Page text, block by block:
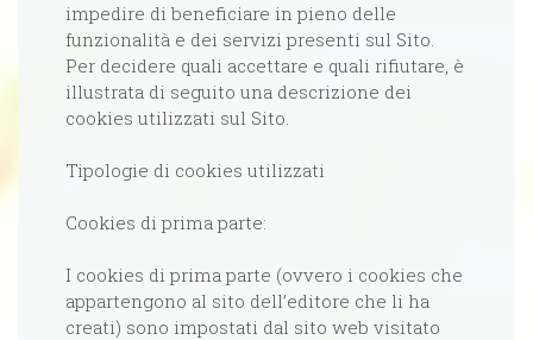
impedire di beneficiare in pieno delle
funzionalità e dei servizi presenti sul Sito.
Per decidere quali accettare e quali rifiutare, è
illustrata di seguito una descrizione dei
cookies utilizzati sul Sito.
Tipologie di cookies utilizzati
Cookies di prima parte:
I cookies di prima parte (ovvero i cookies che
appartengono al sito dell’editore che li ha
creati) sono impostati dal sito web visitato